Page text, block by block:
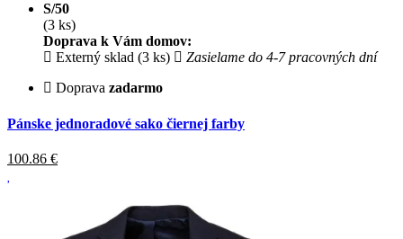
S/50
(3 ks)
Doprava k Vám domov:
Externý sklad (3 ks)
Zasielame do 4-7 pracovných dní
Doprava zadarmo
Pánske jednoradové sako čiernej farby
100.86 €